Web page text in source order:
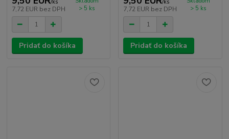
/ks
7,72 EUR bez DPH
> 5 ks
Pridať do košíka
/ks
7,72 EUR bez DPH
> 5 ks
Pridať do košíka